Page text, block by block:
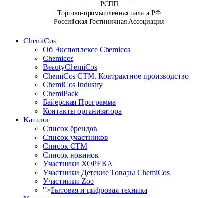
РСПП
Торгово-промышленная палата РФ
Российская Гостиничная Ассоциация
ChemiCos
Об Экспоплексе Chemicos
Chemicos
BeautyChemiCos
ChemiCos СТМ. Контрактное производство
ChemiCos Industry
ChemiPack
Байерская Программа
Контакты организатора
Каталог
Список брендов
Список участников
Список СТМ
Список новинок
Участники ХОРЕКА
Участники Детские Товары ChemiCos
Участники Zoo
">Бытовая и цифровая техника